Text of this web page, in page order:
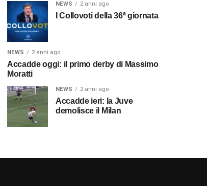
NEWS 2 anni ago
I Collovoti della 36ª giornata
NEWS 2 anni ago
Accadde oggi: il primo derby di Massimo
Moratti
NEWS 2 anni ago
Accadde ieri: la Juve
demolisce il Milan